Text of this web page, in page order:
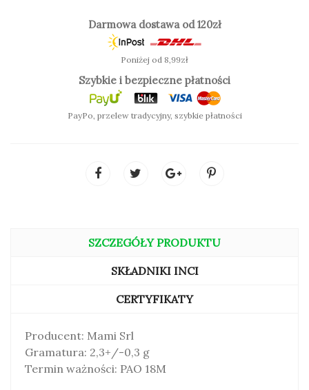
SPRAWDŹ KOLOR:
Darmowa dostawa od 120zł
Poniżej od 8,99zł
Szybkie i bezpieczne płatności
PayPo, przelew tradycyjny, szybkie płatności
SZCZEGÓŁY PRODUKTU
SKŁADNIKI INCI
CERTYFIKATY
Producent: Mami Srl
Gramatura: 2,3+/-0,3 g
Termin ważności: PAO 18M